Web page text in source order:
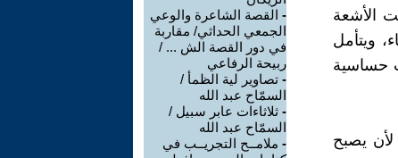
الأشعة
ويتأمل
حساسية
يصبح
- القصة الشاعرة والوعي
الجمعي الحداثي/ مقاربة
في دور القصة الش ... /
ربيحة الرفاعي
- تصاوير لية الظمأ /
السمّاح عبد الله
- ثلاثاءات عابر سبيل /
السمّاح عبد الله
- ملامــح التجريــب في